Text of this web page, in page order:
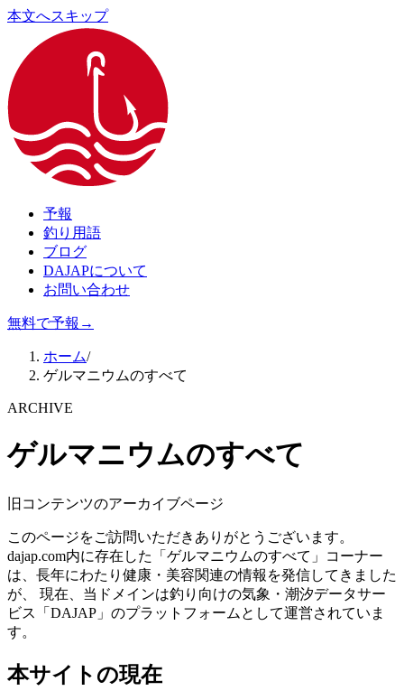
本文へスキップ
予報
釣り用語
ブログ
DAJAPについて
お問い合わせ
無料で予報 →
ホーム/
ゲルマニウムのすべて
ARCHIVE
ゲルマニウムのすべて
旧コンテンツのアーカイブページ
このページをご訪問いただきありがとうございます。
dajap.com内に存在した「ゲルマニウムのすべて」コーナー
は、長年にわたり健康・美容関連の情報を発信してきました
が、 現在、当ドメインは釣り向けの気象・潮汐データサー
ビス「DAJAP」のプラットフォームとして運営されていま
す。
本サイトの現在